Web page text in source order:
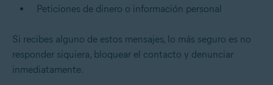
Peticiones de dinero o información personal
Si recibes alguno de estos mensajes, lo más seguro es no
responder siquiera, bloquear el contacto y denunciar
inmediatamente.